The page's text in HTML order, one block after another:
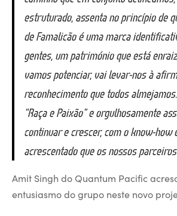
estruturado, assenta no princípio de
de Famalicão é uma marca
gentes, um património que está
vamos potenciar, vai levar-nos à
reconhecimento que todos
“Raça e Paixão” e orgulhosamente
continuar e crescer, com o know-how
acrescentado que os nossos
Amit Singh do Quantum Pacific
entusiasmo do grupo neste novo